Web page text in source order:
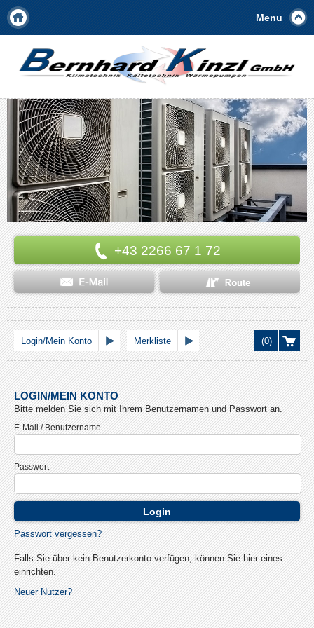
Menu
+43 2266 67 1 72
(0)
Login/Mein Konto Merkliste
LOGIN/MEIN KONTO
Bitte melden Sie sich mit Ihrem Benutzernamen und Passwort an.
E-Mail / Benutzername
Passwort
Login
Passwort vergessen?
Falls Sie über kein Benutzerkonto verfügen, können Sie hier eines
einrichten.
Neuer Nutzer?